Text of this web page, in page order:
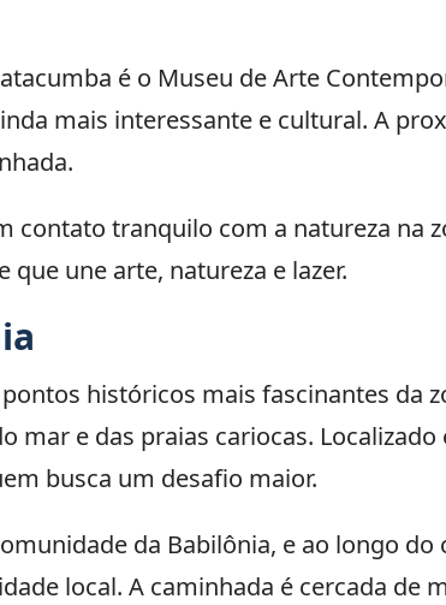
é o Museu de Arte
mais interessante e cultural. A
contato tranquilo com a natureza na
une arte, natureza e lazer.
históricos mais fascinantes da
mar e das praias cariocas.
busca um desafio maior.
da Babilônia, e ao longo
local. A caminhada é cercada de